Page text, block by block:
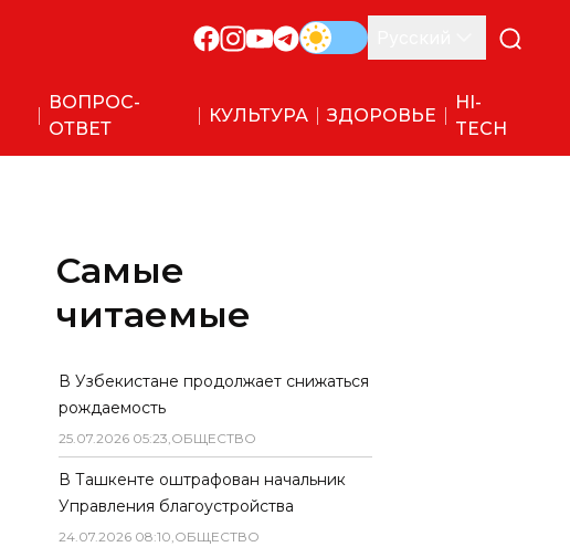
ВОПРОС-
ОТВЕТ
КУЛЬТУРА ЗДОРОВЬЕ
HI-
TECH
Самые
читаемые
В Узбекистане продолжает снижаться
рождаемость
25.07.2026 05:23,ОБЩЕСТВО
В Ташкенте оштрафован начальник
Управления благоустройства
24.07.2026 08:10,ОБЩЕСТВО